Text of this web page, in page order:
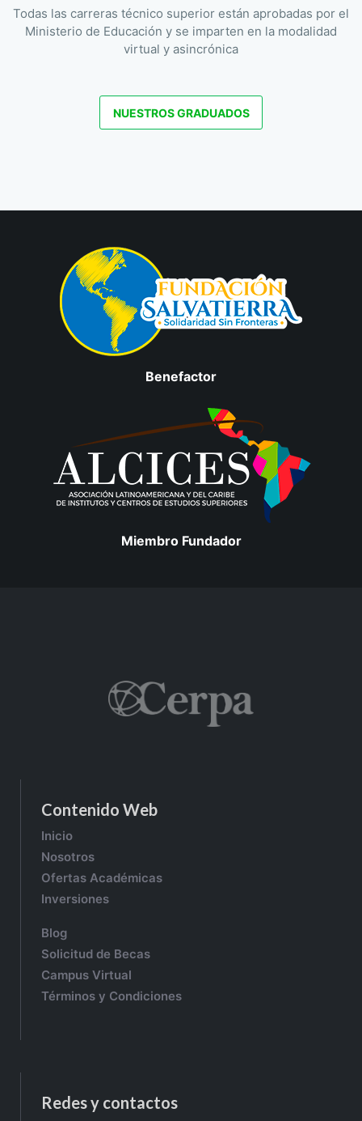
Todas las carreras técnico superior están aprobadas por el
Ministerio de Educación y se imparten en la modalidad
virtual y asincrónica
NUESTROS GRADUADOS
Benefactor
Miembro Fundador
Contenido Web
Inicio
Nosotros
Ofertas Académicas
Inversiones
Blog
Solicitud de Becas
Campus Virtual
Términos y Condiciones
Redes y contactos